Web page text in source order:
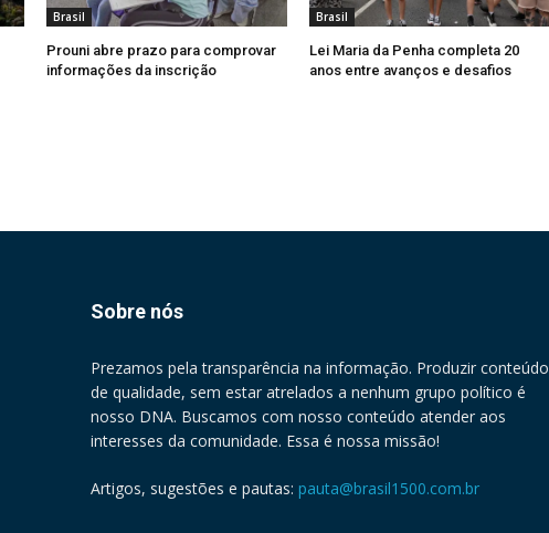
Brasil
Prouni abre prazo para comprovar
informações da inscrição
Brasil
Lei Maria da Penha completa 20
anos entre avanços e desafios
Sobre nós
Prezamos pela transparência na informação. Produzir conteúdo
de qualidade, sem estar atrelados a nenhum grupo político é
nosso DNA. Buscamos com nosso conteúdo atender aos
interesses da comunidade. Essa é nossa missão!
Artigos, sugestões e pautas: pauta@brasil1500.com.br